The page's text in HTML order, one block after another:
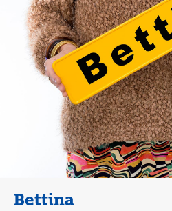
Bettina